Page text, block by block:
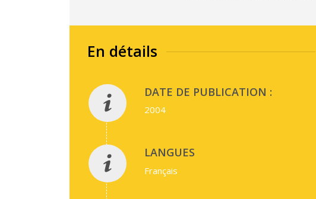
En détails
DATE DE PUBLICATION :
2004
LANGUES
Français